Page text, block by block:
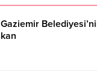
Gaziemir
kan